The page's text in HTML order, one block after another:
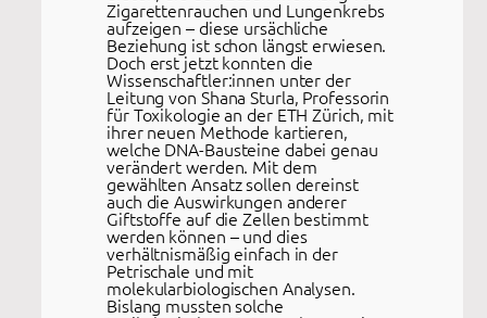
Zigarettenrauchen und Lungenkrebs
aufzeigen – diese ursächliche
Beziehung ist schon längst erwiesen.
Doch erst jetzt konnten die
Wissenschaftler:innen unter der
Leitung von Shana Sturla, Professorin
für Toxikologie an der ETH Zürich, mit
ihrer neuen Methode kartieren,
welche DNA-Bausteine dabei genau
verändert werden. Mit dem
gewählten Ansatz sollen dereinst
auch die Auswirkungen anderer
Giftstoffe auf die Zellen bestimmt
werden können – und dies
verhältnismäßig einfach in der
Petrischale und mit
molekularbiologischen Analysen.
Bislang mussten solche